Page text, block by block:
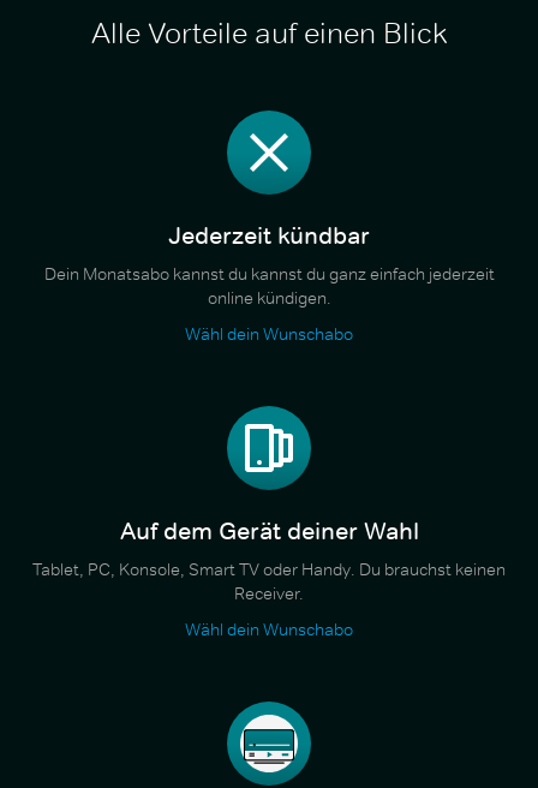
Alle Vorteile auf einen Blick
Jederzeit kündbar
Dein Monatsabo kannst du kannst du ganz einfach jederzeit
online kündigen.
Wähl dein Wunschabo
Auf dem Gerät deiner Wahl
Tablet, PC, Konsole, Smart TV oder Handy. Du brauchst keinen
Receiver.
Wähl dein Wunschabo